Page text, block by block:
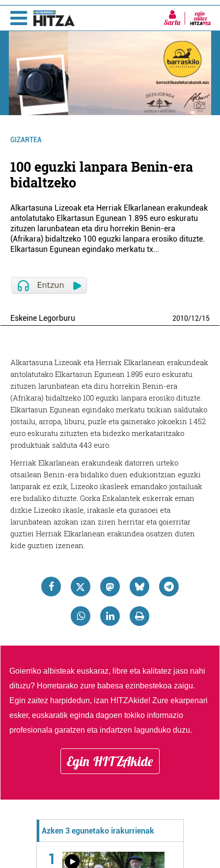
Sartu
GIZARTEA
100 eguzki lanpara Benin-era
bidaltzeko
Alkartasuna Lizeoak eta Herriak Elkarlanean erakundeak
antolatutako Elkartasun Egunean 1.895 euro eskuratu
zituzen larunbatean eta diru horrekin Benin-era
(Afrikara) bidaltzeko 100 eguzki lanpara erosiko dituzte.
Elkartasun Egunean egindako merkatu tx...
Eskeine Legorburu 2010/12/15
Alkartasuna Lizeoak eta Herriak Elkarlanean erakundeak
antolatutako Elkartasun Egunean 1.895 euro eskuratu
zituzen larunbatean eta diru horrekin Benin-era
(Afrikara) bidaltzeko 100 eguzki lanpara erosiko dituzte.
Elkartasun Egunean egindako merkatu txikian saldutako
jostailu, arropa, liburu, puzle eta gainerako jokoekin 1.452
euro eskuratu zituzten eta bidezko merkataritzako
produktuak salduta 443 euro.
Herriak Elkarlanean erakundeak datorren urteko
otsailean Benin-era bidaliko duen edukiontzian eguzki
lanparak ez ezik, Lizeoko ikasleek emandako jostailuak
ere bidaliko dituzte. Gorka Eskalantek eskerrak eman
dizkie Lizeoko ikasle, irakasle eta gurasoei eta
larunbatean azokan izan ziren herritar eta goierritar
guztiei Herriak Elkarlanean erakundea osatzen duten
kide guztien izenean.
Goierriko albisteak euskaraz, libre eta kalitatez jaso nahi
dituzu? Horretarako zure babesa ezinbestekoa zaigu.
Egin zaitez harpidedun, izan HITZAkide!Zure ekarpenari
esker, euskaratik eginda dagoen tokiko informazio
profesionala garatzen eta indartzen lagunduko duzu.
Egin HITZAkide
Azken 3 egunetako irakurrienak
1